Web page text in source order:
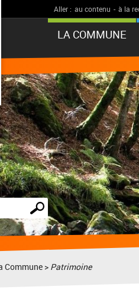
Aller : au contenu - à la
LA COMMUNE
Commune > Patrimoine